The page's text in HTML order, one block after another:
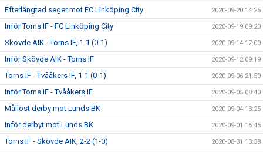
Efterlängtad seger mot FC Linköping City 2020-09-20 14:25
Inför Torns IF - FC Linköping City 2020-09-19 09:20
Skövde AIK - Torns IF, 1-1 (0-1) 2020-09-14 17:00
Inför Skövde AIK - Torns IF 2020-09-12 09:19
Torns IF - Tvååkers IF, 1-1 (0-1) 2020-09-06 21:50
Inför Torns IF - Tvååkers IF 2020-09-05 08:40
Mållöst derby mot Lunds BK 2020-09-04 13:25
Inför derbyt mot Lunds BK 2020-09-01 16:45
Torns IF - Skövde AIK, 2-2 (1-0) 2020-08-31 13:38